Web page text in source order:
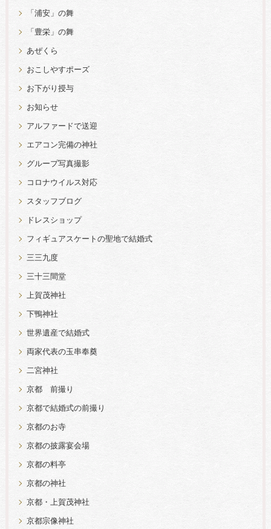
「浦安」の舞
「豊栄」の舞
あぜくら
おこしやすポーズ
お下がり授与
お知らせ
アルファードで送迎
エアコン完備の神社
グループ写真撮影
コロナウイルス対応
スタッフブログ
ドレスショップ
フィギュアスケートの聖地で結婚式
三三九度
三十三間堂
上賀茂神社
下鴨神社
世界遺産で結婚式
両家代表の玉串奉奠
二宮神社
京都 前撮り
京都で結婚式の前撮り
京都のお寺
京都の披露宴会場
京都の料亭
京都の神社
京都・上賀茂神社
京都宗像神社